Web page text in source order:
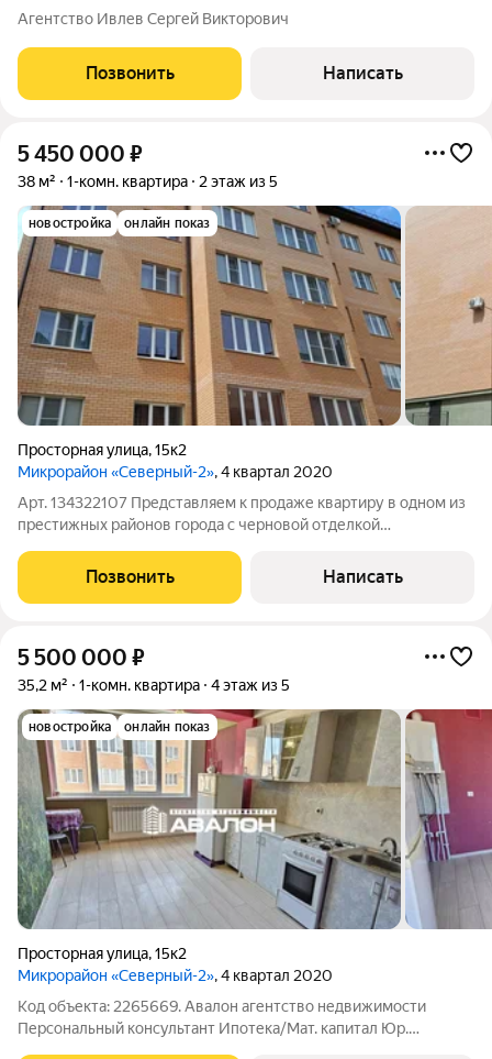
ипотека Юр. Сопровождение Просторная квартира в шаге от
Курортной зоны. Индивидуальное отопление; Планировка,
спальня, встроенная
Агентство Ивлев Сергей Викторович
Позвонить Написать
5 450 000 ₽
38 м² 1-комн. квартира 2 этаж из 5
новостройка онлайн показ
Просторная улица,15к2
Микрорайон «Северный-2», 4 квартал 2020
Арт. 134322107 Представляем к продаже квартиру в одном из
престижных районов города с черновой отделкой
в договоре. Предлагаем вам весь спектр услуг в сфере
недвижимости: Покупка недвижимости
Позвонить Написать
5 500 000 ₽
35,2 м² 1-комн. квартира 4 этаж из 5
новостройка онлайн показ
Просторная улица,15к2
Микрорайон «Северный-2», 4 квартал 2020
Код объекта: 2265669. Авалон агентство недвижимости
Персональный консультант Ипотека/Мат. капитал Юр.